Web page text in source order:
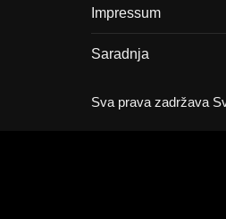
Impressum
Saradnja
Sva prava zadržava